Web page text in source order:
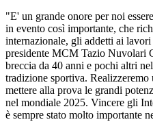
"E' un grande onore per noi
in evento così importante, che
internazionale, gli addetti ai
presidente MCM Tazio Nuvolari
breccia da 40 anni e pochi altri
tradizione sportiva.
mettere alla prova le grandi
nel mondiale 2025. Vincere gli
è sempre stato molto importante